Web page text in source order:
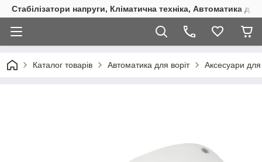
Стабілізатори напруги, Кліматична техніка, Автоматика
Каталог товарів Автоматика для воріт Аксесуари